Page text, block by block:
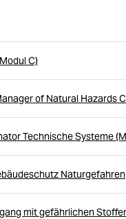
C)
of Natural Hazards
Technische Systeme
Naturgefahren
mit gefährlichen